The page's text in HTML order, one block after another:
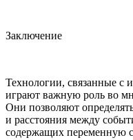
Заключение
Технологии, связанные с
играют важную роль во
Они позволяют
и расстояния между
содержащих переменную